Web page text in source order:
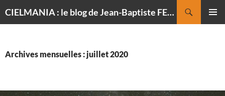
CIELMANIA : le blog de Jean-Baptiste FELDMANN, photographe du ciel
Archives mensuelles : juillet 2020